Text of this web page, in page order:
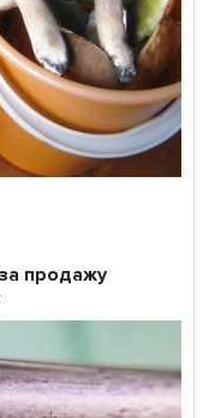
продажу